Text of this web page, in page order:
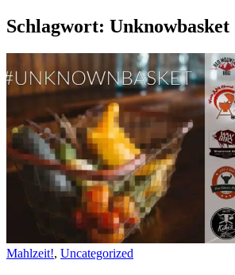
Schlagwort: Unknowbasket
Mahlzeit!, Uncategorized